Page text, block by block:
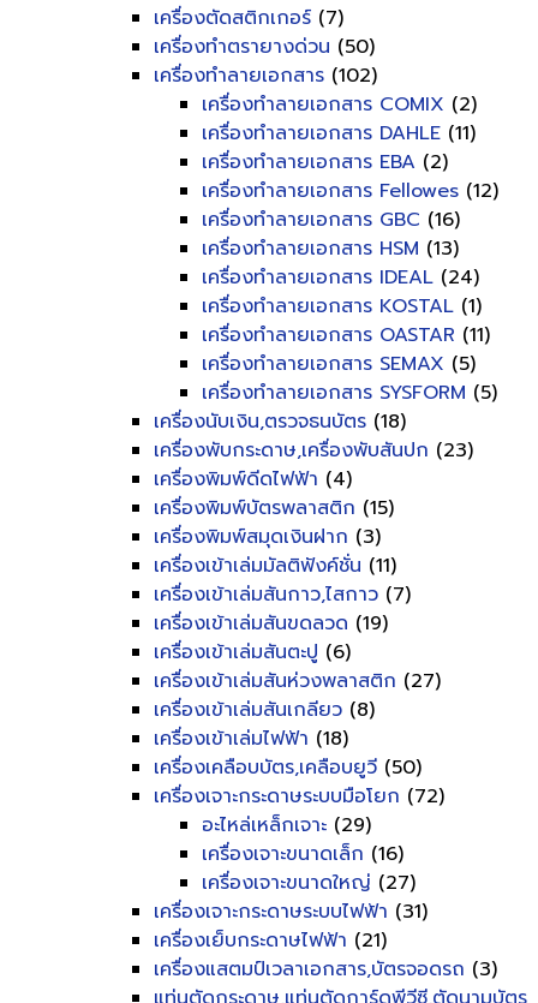
เครื่องตัดสติกเกอร์ (7)
เครื่องทำตรายางด่วน (50)
เครื่องทำลายเอกสาร (102)
เครื่องทำลายเอกสาร COMIX (2)
เครื่องทำลายเอกสาร DAHLE (11)
เครื่องทำลายเอกสาร EBA (2)
เครื่องทำลายเอกสาร Fellowes (12)
เครื่องทำลายเอกสาร GBC (16)
เครื่องทำลายเอกสาร HSM (13)
เครื่องทำลายเอกสาร IDEAL (24)
เครื่องทำลายเอกสาร KOSTAL (1)
เครื่องทำลายเอกสาร OASTAR (11)
เครื่องทำลายเอกสาร SEMAX (5)
เครื่องทำลายเอกสาร SYSFORM (5)
เครื่องนับเงิน,ตรวจธนบัตร (18)
เครื่องพับกระดาษ,เครื่องพับสันปก (23)
เครื่องพิมพ์ดีดไฟฟ้า (4)
เครื่องพิมพ์บัตรพลาสติก (15)
เครื่องพิมพ์สมุดเงินฝาก (3)
เครื่องเข้าเล่มมัลติฟังค์ชั่น (11)
เครื่องเข้าเล่มสันกาว,ไสกาว (7)
เครื่องเข้าเล่มสันขดลวด (19)
เครื่องเข้าเล่มสันตะปู (6)
เครื่องเข้าเล่มสันห่วงพลาสติก (27)
เครื่องเข้าเล่มสันเกลียว (8)
เครื่องเข้าเล่มไฟฟ้า (18)
เครื่องเคลือบบัตร,เคลือบยูวี (50)
เครื่องเจาะกระดาษระบบมือโยก (72)
อะไหล่เหล็กเจาะ (29)
เครื่องเจาะขนาดเล็ก (16)
เครื่องเจาะขนาดใหญ่ (27)
เครื่องเจาะกระดาษระบบไฟฟ้า (31)
เครื่องเย็บกระดาษไฟฟ้า (21)
เครื่องแสตมป์เวลาเอกสาร,บัตรจอดรถ (3)